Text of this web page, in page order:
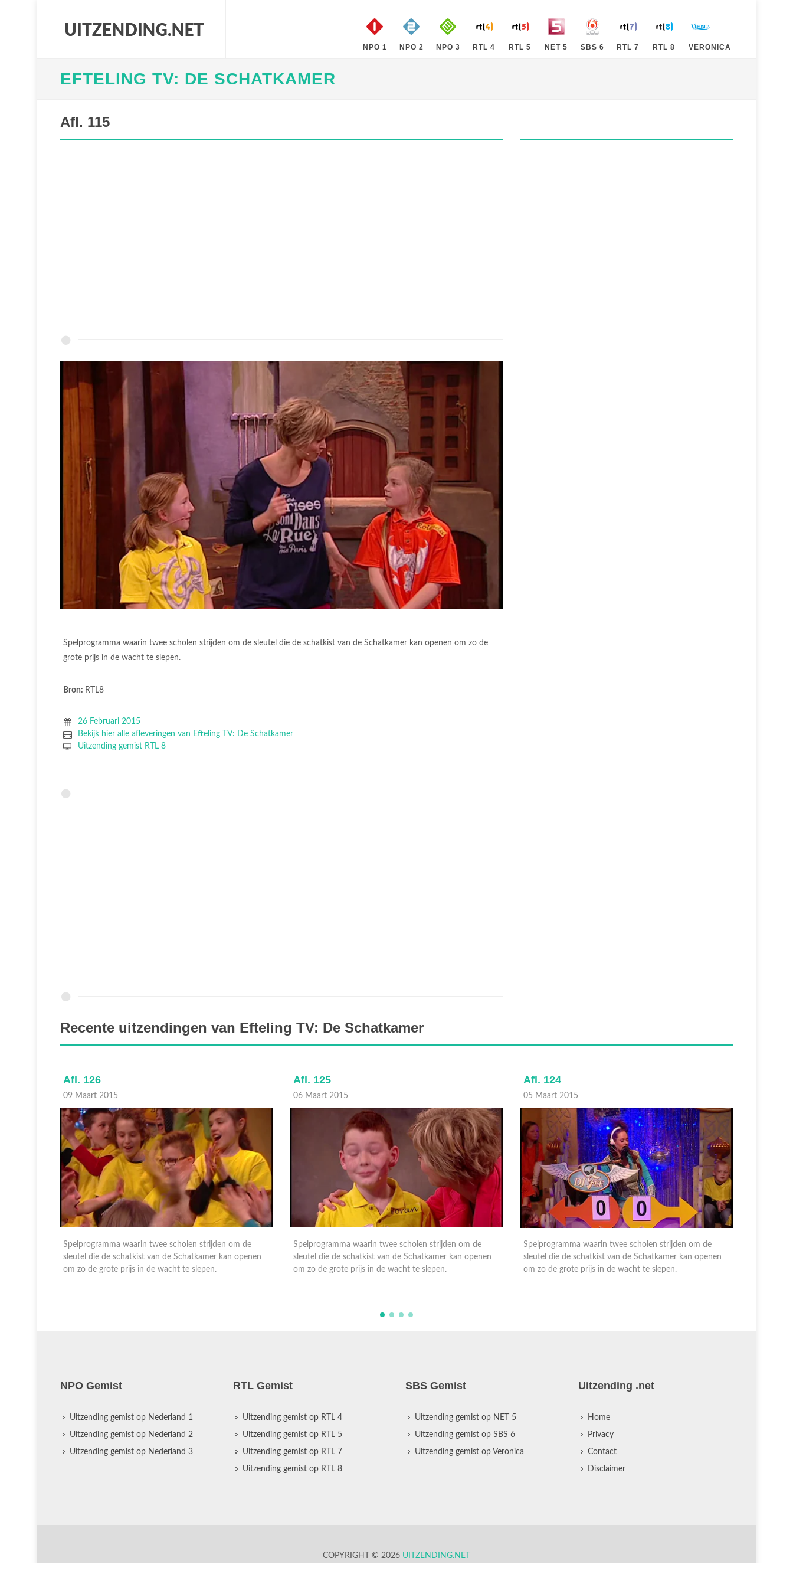
NPO 1 NPO 2 NPO 3 RTL 4 RTL 5 NET 5 SBS 6 RTL 7 RTL 8 VERONICA
EFTELING TV: DE SCHATKAMER
Afl. 115
Spelprogramma waarin twee scholen strijden om de sleutel die de schatkist van de Schatkamer kan openen om zo de
grote prijs in de wacht te slepen.
Bron: RTL8
26 Februari 2015
Bekijk hier alle afleveringen van Efteling TV: De Schatkamer
Uitzending gemist RTL 8
Recente uitzendingen van Efteling TV: De Schatkamer
Afl. 126
09 Maart 2015
Spelprogramma waarin twee scholen strijden om de
sleutel die de schatkist van de Schatkamer kan openen
om zo de grote prijs in de wacht te slepen.
Afl. 125
06 Maart 2015
Spelprogramma waarin twee scholen strijden om de
sleutel die de schatkist van de Schatkamer kan openen
om zo de grote prijs in de wacht te slepen.
Afl. 124
05 Maart 2015
Spelprogramma waarin twee scholen strijden om de
sleutel die de schatkist van de Schatkamer kan openen
om zo de grote prijs in de wacht te slepen.
NPO Gemist
Uitzending gemist op Nederland 1
Uitzending gemist op Nederland 2
Uitzending gemist op Nederland 3
RTL Gemist
Uitzending gemist op RTL 4
Uitzending gemist op RTL 5
Uitzending gemist op RTL 7
Uitzending gemist op RTL 8
SBS Gemist
Uitzending gemist op NET 5
Uitzending gemist op SBS 6
Uitzending gemist op Veronica
Uitzending .net
Home
Privacy
Contact
Disclaimer
COPYRIGHT © 2026 UITZENDING.NET